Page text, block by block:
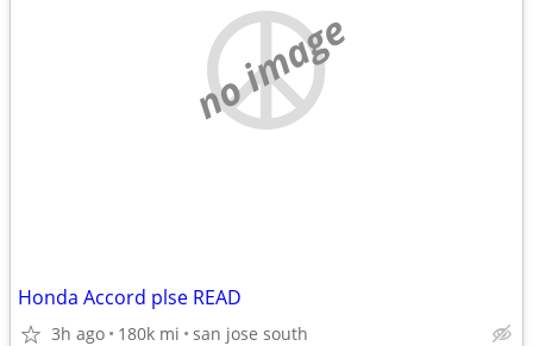
no image
Honda Accord plse READ
3h ago 180k mi san jose south